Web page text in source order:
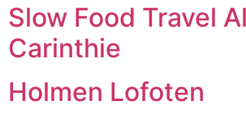
Slow Food Travel
Carinthie
Holmen Lofoten